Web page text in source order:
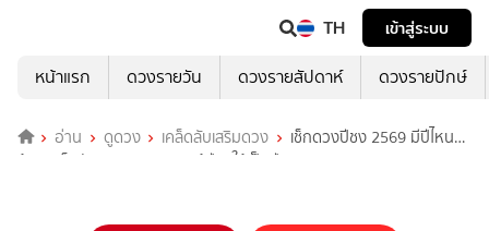
TH
เข้าสู่ระบบ
หน้าแรก
ดวงรายวัน ดวงรายสัปดาห์ ดวงรายปักษ์
อ่าน ดูดวง เคล็ดลับเสริมดวง
เช็กดวงปีชง 2569 มีปีไหน
บ้าง เคล็ดลับเสริมดวงชะตา แก้ปีชงให้เป็นปีทอง